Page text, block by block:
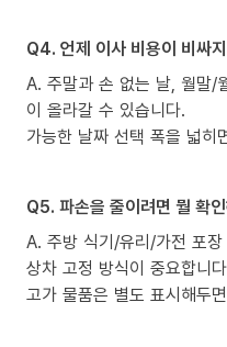
Q4. 언제 이사 비용이 비싸
A. 주말과 손 없는 날, 월말/
이 올라갈 수 있습니다.
가능한 날짜 선택 폭을 넓히
Q5. 파손을 줄이려면 뭘 확
A. 주방 식기/유리/가전 포
상차 고정 방식이 중요합니
고가 물품은 별도 표시해두